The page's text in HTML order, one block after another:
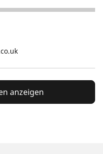
anzeigen